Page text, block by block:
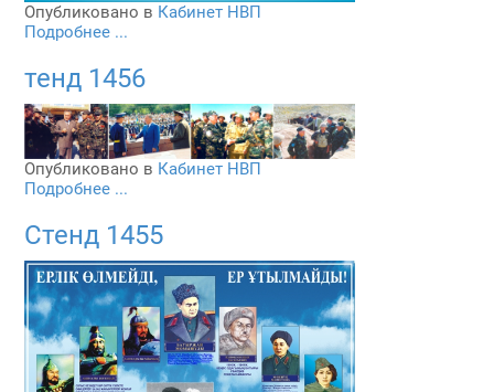
Опубликовано в Кабинет НВП
Подробнее ...
тенд 1456
Опубликовано в Кабинет НВП
Подробнее ...
Стенд 1455